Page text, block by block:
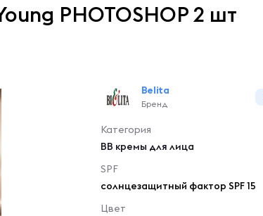
PHOTOSHOP 2 шт
Belita
Бренд
Категория
BB кремы для лица
SPF
солнцезащитный фактор SPF 15
Цвет